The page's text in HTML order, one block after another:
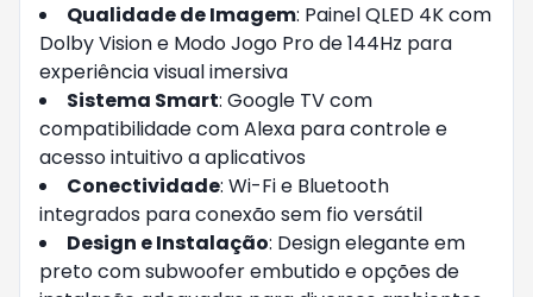
Qualidade de Imagem: Painel QLED 4K com
Dolby Vision e Modo Jogo Pro de 144Hz para
experiência visual imersiva
Sistema Smart: Google TV com
compatibilidade com Alexa para controle e
acesso intuitivo a aplicativos
Conectividade: Wi-Fi e Bluetooth
integrados para conexão sem fio versátil
Design e Instalação: Design elegante em
preto com subwoofer embutido e opções de